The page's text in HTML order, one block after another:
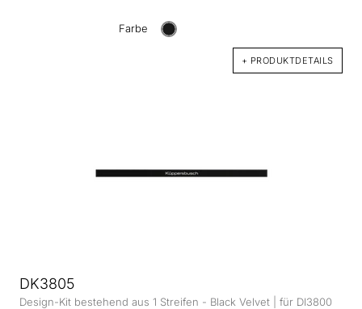
Farbe
+ PRODUKTDETAILS
DK3805
Design-Kit bestehend aus 1 Streifen - Black Velvet | für DI3800